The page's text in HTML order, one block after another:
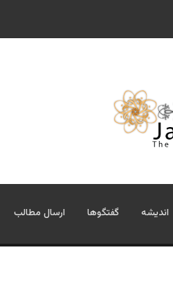
اندیشه گفتگوها ارسال مطالب